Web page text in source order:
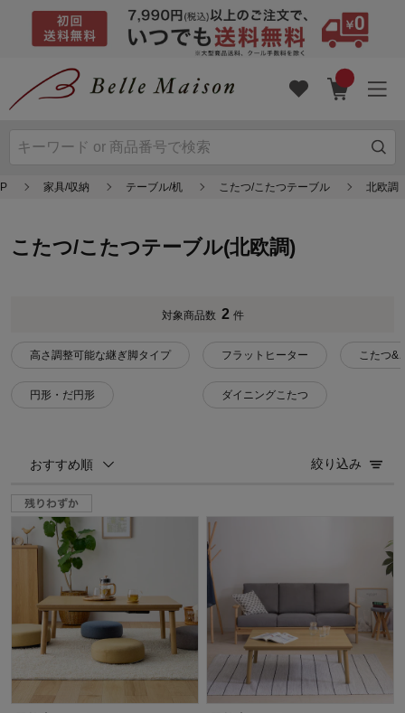
家具/収納 テーブル/机 こたつ/こたつテーブル 北欧調
こたつ/こたつテーブル(北欧調)
対象商品数 2 件
高さ調整可能な継ぎ脚タイプ
円形・だ円形
フラットヒーター
ダイニングこたつ
こたつ&
おすすめ順 絞り込み